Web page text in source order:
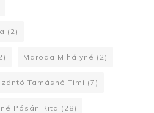
(2)
Maroda Mihályné (2)
Tamásné Timi (7)
Pósán Rita (28)